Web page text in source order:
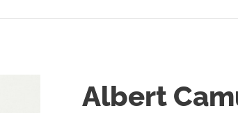
Albert